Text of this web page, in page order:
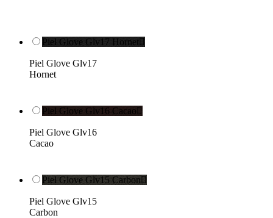
Piel Glove Glv17 Hornet
Piel Glove Glv17
Hornet
Piel Glove Glv16 Cacao 
Piel Glove Glv16
Cacao
Piel Glove Glv15 Carbon
Piel Glove Glv15
Carbon